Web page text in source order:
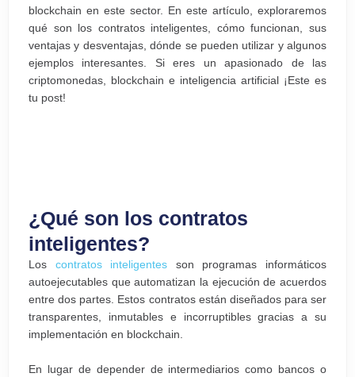
blockchain en este sector. En este artículo, exploraremos
qué son los contratos inteligentes, cómo funcionan, sus
ventajas y desventajas, dónde se pueden utilizar y algunos
ejemplos interesantes. Si eres un apasionado de las
criptomonedas, blockchain e inteligencia artificial ¡Este es
tu post!
¿Qué son los contratos
inteligentes?
Los contratos inteligentes son programas informáticos
autoejecutables que automatizan la ejecución de acuerdos
entre dos partes. Estos contratos están diseñados para ser
transparentes, inmutables e incorruptibles gracias a su
implementación en blockchain.
En lugar de depender de intermediarios como bancos o